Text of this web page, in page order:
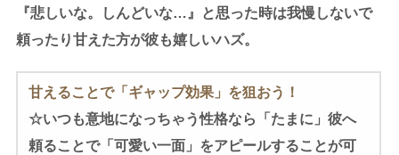
『悲しいな。しんどいな…』と思った時は我慢しないで
頼ったり甘えた方が彼も嬉しいハズ。
甘えることで「ギャップ効果」を狙おう！
☆いつも意地になっちゃう性格なら「たまに」彼へ
頼ることで「可愛い一面」をアピールすることが可